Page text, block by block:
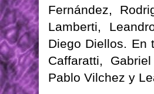
Fernández,
Lamberti,
Diego Diellos. En
Caffaratti,
Pablo Vilchez y